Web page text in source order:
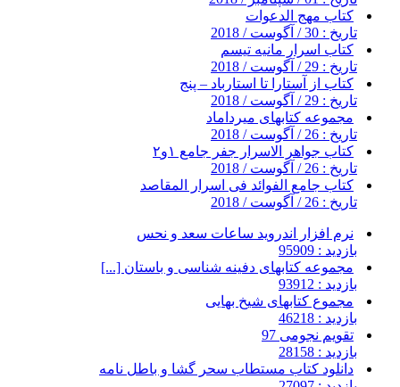
کتاب مهج الدعوات
تاریخ : 30 / آگوست / 2018
کتاب اسرار مانیه تیسم
تاریخ : 29 / آگوست / 2018
کتاب از آستارا تا استارباد – پنج
تاریخ : 29 / آگوست / 2018
مجموعه کتابهای میرداماد
تاریخ : 26 / آگوست / 2018
کتاب جواهر الاسرار جفر جامع ۱و۲
تاریخ : 26 / آگوست / 2018
کتاب جامع الفوائد فی اسرار المقاصد
تاریخ : 26 / آگوست / 2018
نرم افزار اندروید ساعات سعد و نحس
بازدید : 95909
مجموعه کتابهای دفینه شناسی و باستان [...]
بازدید : 93912
مجموع کتابهای شیخ بهایی
بازدید : 46218
تقویم نجومی 97
بازدید : 28158
دانلود کتاب مستطاب سحر گشا و باطل نامه